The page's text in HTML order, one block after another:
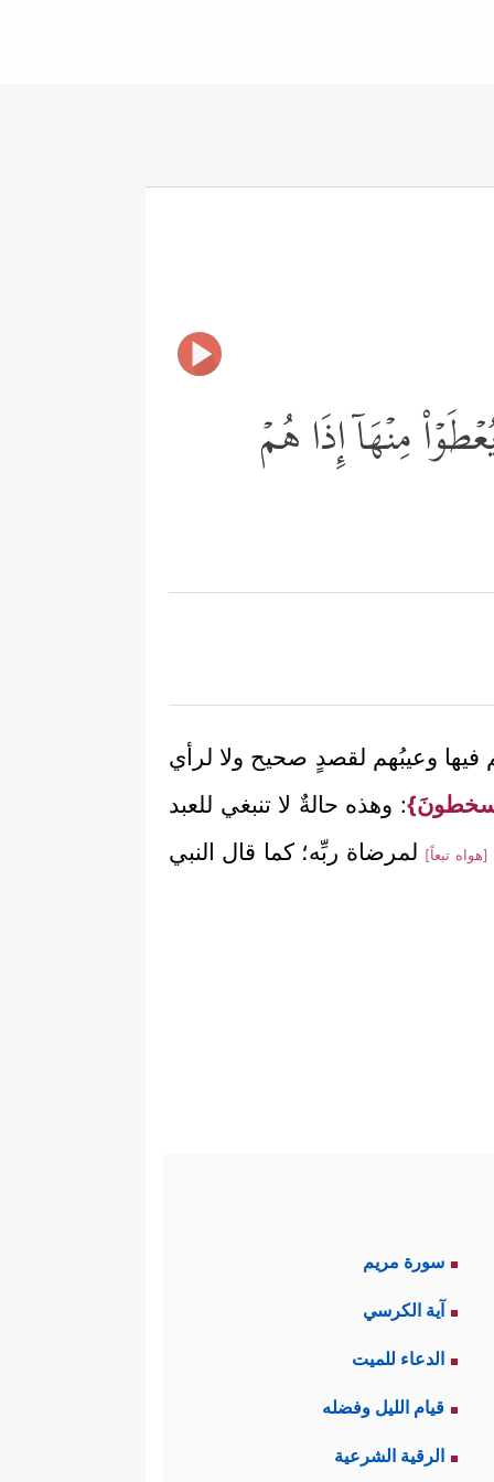
مِنۡهَاۤ إِذَا هُمۡ
فيها وعيبُهم لقصدٍ صحيح ولا لرأي
يسخطونَ}: وهذه حالةٌ لا تنبغي للعبد
[هواه تبعاً] لمرضاة ربِّه؛ كما قال النبي
سورة مريم
آية الكرسي
الدعاء للميت
قيام الليل وفضله
الرقية الشرعية